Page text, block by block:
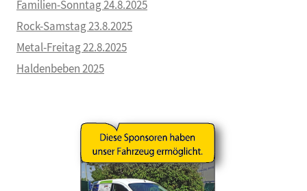
Familien-Sonntag 24.8.2025
Rock-Samstag 23.8.2025
Metal-Freitag 22.8.2025
Haldenbeben 2025